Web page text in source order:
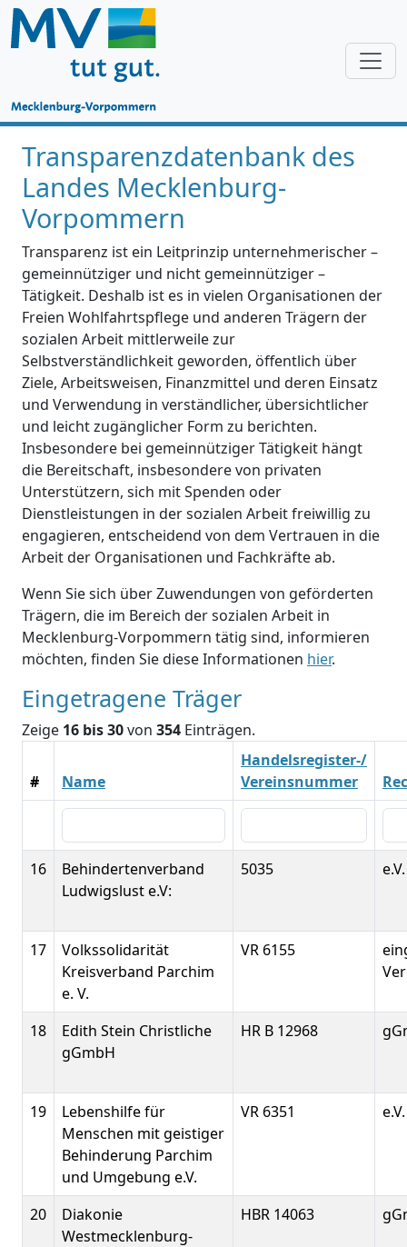
Transparenzdatenbank des
Landes Mecklenburg-
Vorpommern
Transparenz ist ein Leitprinzip unternehmerischer –
gemeinnütziger und nicht gemeinnütziger –
Tätigkeit. Deshalb ist es in vielen Organisationen der
Freien Wohlfahrtspflege und anderen Trägern der
sozialen Arbeit mittlerweile zur
Selbstverständlichkeit geworden, öffentlich über
Ziele, Arbeitsweisen, Finanzmittel und deren Einsatz
und Verwendung in verständlicher, übersichtlicher
und leicht zugänglicher Form zu berichten.
Insbesondere bei gemeinnütziger Tätigkeit hängt
die Bereitschaft, insbesondere von privaten
Unterstützern, sich mit Spenden oder
Dienstleistungen in der sozialen Arbeit freiwillig zu
engagieren, entscheidend von dem Vertrauen in die
Arbeit der Organisationen und Fachkräfte ab.
Wenn Sie sich über Zuwendungen von geförderten
Trägern, die im Bereich der sozialen Arbeit in
Mecklenburg-Vorpommern tätig sind, informieren
möchten, finden Sie diese Informationen hier.
Eingetragene Träger
Zeige 16 bis 30von 354 Einträgen.
# Name
Handelsregister-/
Vereinsnummer
16
Behindertenverband
Ludwigslust e.V:
5035 e.V.
17
Volkssolidarität
Kreisverband Parchim
e. V.
VR 6155
18
Edith Stein Christliche
gGmbH
HR B 12968
19
Lebenshilfe für
Menschen mit geistiger
Behinderung Parchim
und Umgebung e.V.
VR 6351 e.V.
20
Diakonie
Westmecklenburg-
HBR 14063